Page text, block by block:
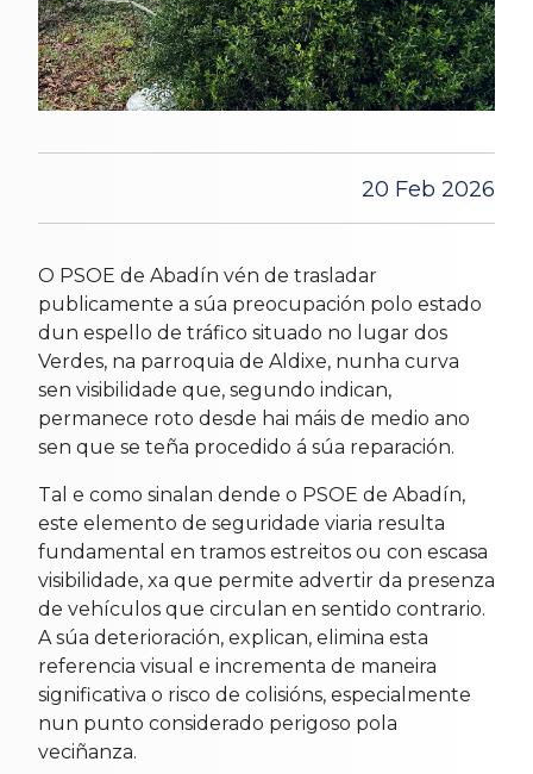
20 Feb 2026
O PSOE de Abadín vén de trasladar
publicamente a súa preocupación polo estado
dun espello de tráfico situado no lugar dos
Verdes, na parroquia de Aldixe, nunha curva
sen visibilidade que, segundo indican,
permanece roto desde hai máis de medio ano
sen que se teña procedido á súa reparación.
Tal e como sinalan dende o PSOE de Abadín,
este elemento de seguridade viaria resulta
fundamental en tramos estreitos ou con escasa
visibilidade, xa que permite advertir da presenza
de vehículos que circulan en sentido contrario.
A súa deterioración, explican, elimina esta
referencia visual e incrementa de maneira
significativa o risco de colisións, especialmente
nun punto considerado perigoso pola
veciñanza.